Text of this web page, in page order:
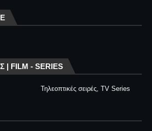
| FILM - SERIES
Τηλεοπτικές σειρές, TV Series